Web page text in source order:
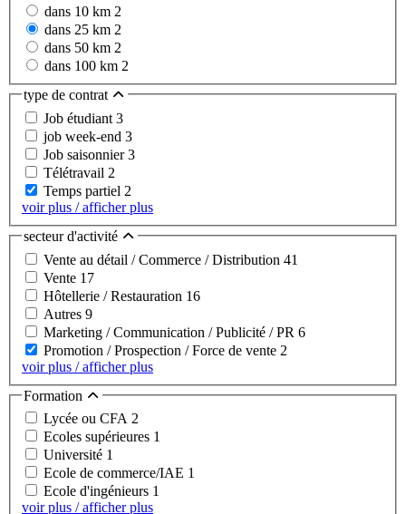
dans 10 km 2
dans 25 km 2
dans 50 km 2
dans 100 km 2
type de contrat
Job étudiant 3
job week-end 3
Job saisonnier3
Télétravail 2
Temps partiel 2
voir plus / afficher plus
secteur d'activité
Vente au détail / Commerce / Distribution 41
Vente 17
Hôtellerie / Restauration 16
Autres 9
Marketing / Communication / Publicité / PR 6
Promotion / Prospection / Force de vente 2
voir plus / afficher plus
Formation
Lycée ou CFA 2
Ecoles supérieures 1
Université 1
Ecole de commerce/IAE 1
Ecole d'ingénieurs 1
voir plus / afficher plus